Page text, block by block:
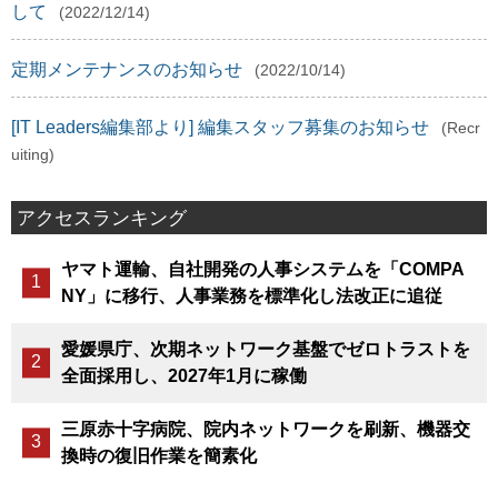
して
(2022/12/14)
定期メンテナンスのお知らせ (2022/10/14)
[IT Leaders編集部より] 編集スタッフ募集のお知らせ
(Recr
uiting)
アクセスランキング
ヤマト運輸、自社開発の人事システムを「COMPA
NY」に移行、人事業務を標準化し法改正に追従
愛媛県庁、次期ネットワーク基盤でゼロトラストを
全面採用し、2027年1月に稼働
三原赤十字病院、院内ネットワークを刷新、機器交
換時の復旧作業を簡素化